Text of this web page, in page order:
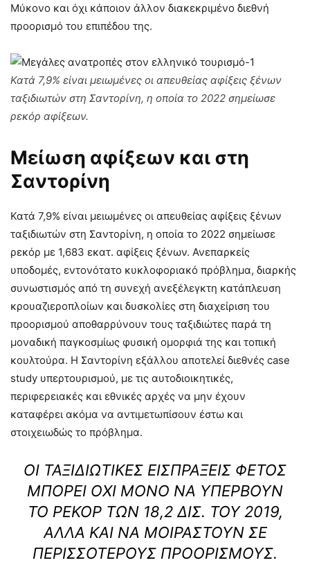
Μύκονο και όχι κάποιον άλλον διακεκριμένο διεθνή
προορισμό του επιπέδου της.
Κατά 7,9% είναι μειωμένες οι απευθείας αφίξεις ξένων
ταξιδιωτών στη Σαντορίνη, η οποία το 2022 σημείωσε
ρεκόρ αφίξεων.
Μείωση αφίξεων και στη
Σαντορίνη
Κατά 7,9% είναι μειωμένες οι απευθείας αφίξεις ξένων
ταξιδιωτών στη Σαντορίνη, η οποία το 2022 σημείωσε
ρεκόρ με 1,683 εκατ. αφίξεις ξένων. Ανεπαρκείς
υποδομές, εντονότατο κυκλοφοριακό πρόβλημα, διαρκής
συνωστισμός από τη συνεχή ανεξέλεγκτη κατάπλευση
κρουαζιεροπλοίων και δυσκολίες στη διαχείριση του
προορισμού αποθαρρύνουν τους ταξιδιώτες παρά τη
μοναδική παγκοσμίως φυσική ομορφιά της και τοπική
κουλτούρα. Η Σαντορίνη εξάλλου αποτελεί διεθνές case
study υπερτουρισμού, με τις αυτοδιοικητικές,
περιφερειακές και εθνικές αρχές να μην έχουν
καταφέρει ακόμα να αντιμετωπίσουν έστω και
στοιχειωδώς το πρόβλημα.
ΟΙ ΤΑΞΙΔΙΩΤΙΚΈΣ ΕΙΣΠΡΆΞΕΙΣ ΦΈΤΟΣ
ΜΠΟΡΕΊ ΌΧΙ ΜΌΝΟ ΝΑ ΥΠΕΡΒΟΎΝ
ΤΟ ΡΕΚΌΡ ΤΩΝ 18,2 ΔΙΣ. ΤΟΥ 2019,
ΑΛΛΆ ΚΑΙ ΝΑ ΜΟΙΡΑΣΤΟΎΝ ΣΕ
ΠΕΡΙΣΣΌΤΕΡΟΥΣ ΠΡΟΟΡΙΣΜΟΎΣ.